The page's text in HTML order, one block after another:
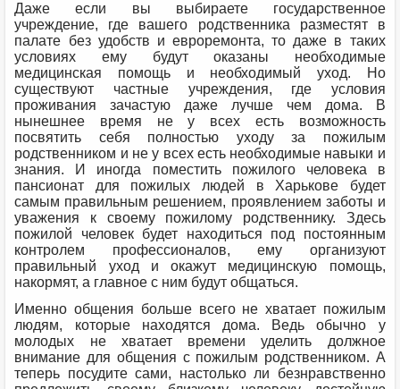
Даже если вы выбираете государственное
учреждение, где вашего родственника разместят в
палате без удобств и евроремонта, то даже в таких
условиях ему будут оказаны необходимые
медицинская помощь и необходимый уход. Но
существуют частные учреждения, где условия
проживания зачастую даже лучше чем дома. В
нынешнее время не у всех есть возможность
посвятить себя полностью уходу за пожилым
родственником и не у всех есть необходимые навыки и
знания. И иногда поместить пожилого человека в
пансионат для пожилых людей в Харькове будет
самым правильным решением, проявлением заботы и
уважения к своему пожилому родственнику. Здесь
пожилой человек будет находиться под постоянным
контролем профессионалов, ему организуют
правильный уход и окажут медицинскую помощь,
накормят, а главное с ним будут общаться.
Именно общения больше всего не хватает пожилым
людям, которые находятся дома. Ведь обычно у
молодых не хватает времени уделить должное
внимание для общения с пожилым родственником. А
теперь посудите сами, настолько ли безнравственно